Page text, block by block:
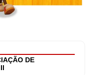
DE